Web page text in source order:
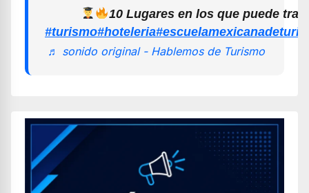
10 Lugares en los que puede
#turismo#hoteleria
♬ sonido original - Hablemos de Turismo